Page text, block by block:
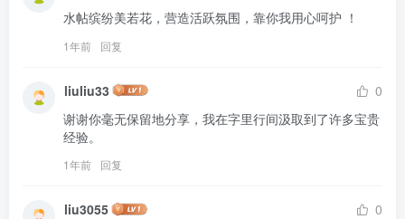
水帖缤纷美若花，营造活跃氛围，靠你我用心呵护 ！
1年前 回复
liuliu33
0
谢谢你毫无保留地分享，我在字里行间汲取到了许多宝贵
经验。
1年前 回复
liu3055
0